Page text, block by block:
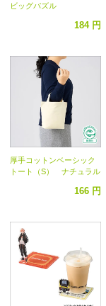
ビッグパズル
184 円
厚手コットンベーシック
トート（S） ナチュラル
166 円